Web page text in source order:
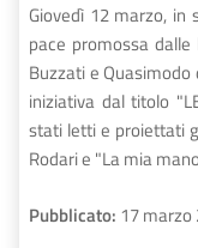
Giovedì 12 marzo,
pace promossa
Buzzati e
iniziativa dal titolo
stati letti e proiettati
Rodari e "La mia
Pubblicato: 17 marzo